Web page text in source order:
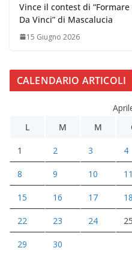
Vince il contest di “Formare
Da Vinci” di Mascalucia
15 Giugno 2026
CALENDARIO ARTICOLI
L
M M
1 2 3 4
8 9 10 11
15 16 17 18
22 23 24 25
29 30